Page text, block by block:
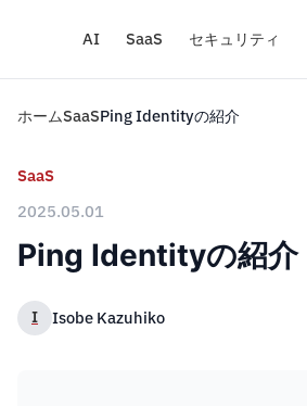
AI SaaS セキュリティ
ホームSaaSPing Identityの紹介
SaaS
2025.05.01
Ping Identityの紹介
I Isobe Kazuhiko